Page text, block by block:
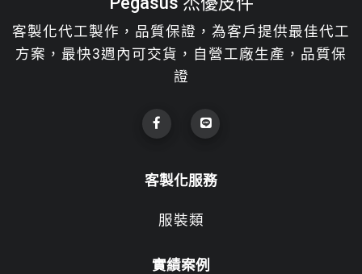
客製化代工製作，品質保證，為客戶提供最佳代工
方案，最快3週內可交貨，自營工廠生產，品質保
證
客製化服務
服裝類
實績案例